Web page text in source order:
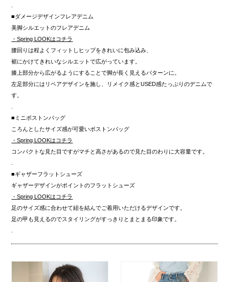
■ダメージデザインフレアデニム
美脚シルエットのフレアデニム
・Spring LOOKはコチラ
腰回りは程よくフィットしヒップをきれいに包み込み、
裾にかけてきれいなシルエットで広がっています。
膝上部分から広がるようにすることで脚が長く見えるパターンに。
左足部分にはリペアデザインを施し、リメイク感とUSED感たっぷりのデニムで
す。
■ミニボストンバッグ
ころんとしたサイズ感が可愛いボストンバッグ
・Spring LOOKはコチラ
コンパクトな見た目ですがマチと高さがあるので見た目のわりに大容量です。
■ギャザーフラットシューズ
ギャザーデザインがポイントのフラットシューズ
・Spring LOOKはコチラ
足のサイズ感に合わせて紐を結んでご着用いただけるデザインです。
足の甲も見えるのでスタイリングがすっきりとまとまる印象です。